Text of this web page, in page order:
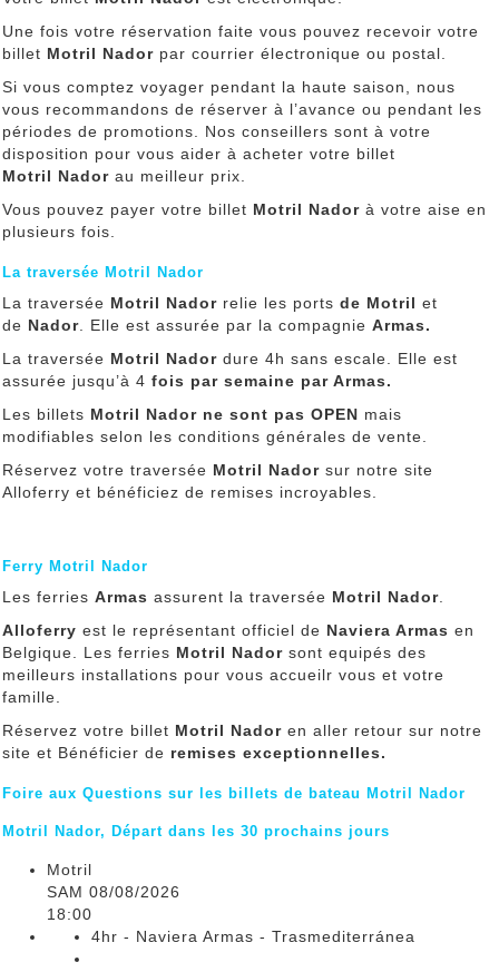
Une fois votre réservation faite vous pouvez recevoir votre
billet Motril Nador par courrier électronique ou postal.
Si vous comptez voyager pendant la haute saison, nous
vous recommandons de réserver à l’avance ou pendant les
périodes de promotions. Nos conseillers sont à votre
disposition pour vous aider à acheter votre billet
Motril Nador au meilleur prix.
Vous pouvez payer votre billet Motril Nador à votre aise en
plusieurs fois.
La traversée Motril Nador
La traversée Motril Nador relie les ports de Motril et
de Nador . Elle est assurée par la compagnie Armas.
La traversée Motril Nador dure 4h sans escale. Elle est
assurée jusqu’à 4 fois par semaine par Armas.
Les billets Motril Nador ne sont pas OPEN mais
modifiables selon les conditions générales de vente.
Réservez votre traversée Motril Nador sur notre site
Alloferry et bénéficiez de remises incroyables.
Ferry Motril Nador
Les ferries Armas assurent la traversée Motril Nador
Alloferry est le représentant officiel de Naviera Armas en
Belgique. Les ferries Motril Nador sont equipés des
meilleurs installations pour vous accueilr vous et votre
famille.
Réservez votre billet Motril Nador en aller retour sur notre
site et Bénéficier de remises exceptionnelles.
Foire aux Questions sur les billets de bateau Motril Nador
Motril Nador, Départ dans les 30 prochains jours
Motril
SAM 08/08/2026
18:00
4hr - Naviera Armas - Trasmediterránea